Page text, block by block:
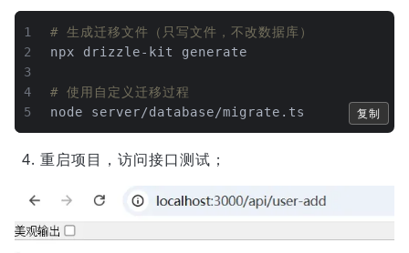
1
2
3
4
5
# 生成迁移文件（只写文件，不改数据库）
npx drizzle-kit generate
# 使用自定义迁移过程
node server/database/migrate.ts
复制
重启项目，访问接口测试；